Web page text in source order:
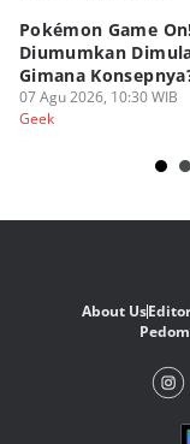
Pokémon Game
Diumumkan
Gimana
07 Agu 2026, 10:30 WIB
Geek
About Us